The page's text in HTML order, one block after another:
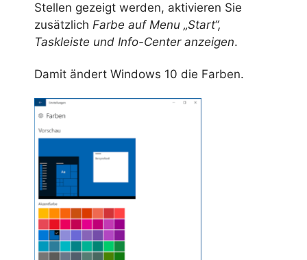
Stellen gezeigt werden, aktivieren Sie
zusätzlich Farbe auf Menu „Start“,
Taskleiste und Info-Center anzeigen.
Damit ändert Windows 10 die Farben.